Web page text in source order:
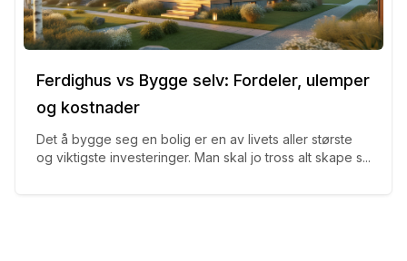
Ferdighus vs Bygge selv: Fordeler, ulemper
og kostnader
Det å bygge seg en bolig er en av livets aller største
og viktigste investeringer. Man skal jo tross alt skape s...